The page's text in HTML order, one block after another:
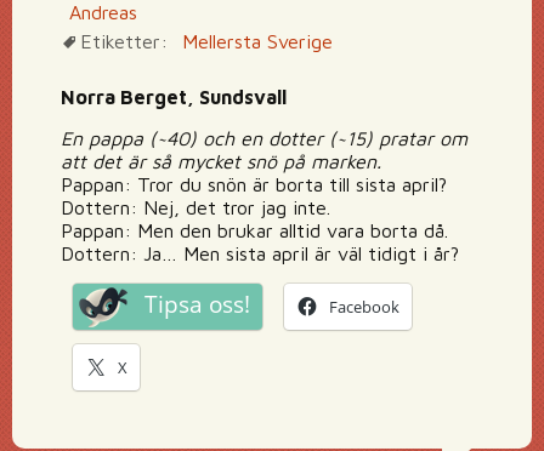
Andreas
Etiketter:
Mellersta Sverige
Norra Berget, Sundsvall
En pappa (~40) och en dotter (~15) pratar om
att det är så mycket snö på marken.
Pappan: Tror du snön är borta till sista april?
Dottern: Nej, det tror jag inte.
Pappan: Men den brukar alltid vara borta då.
Dottern: Ja… Men sista april är väl tidigt i år?
Tipsa oss! Facebook
X